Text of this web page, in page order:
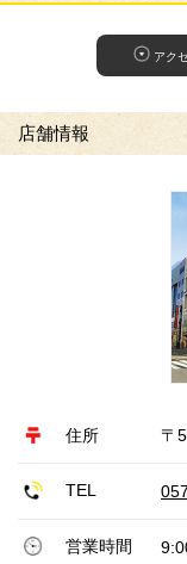
アク
店舗情報
住所 〒
TEL
営業時間